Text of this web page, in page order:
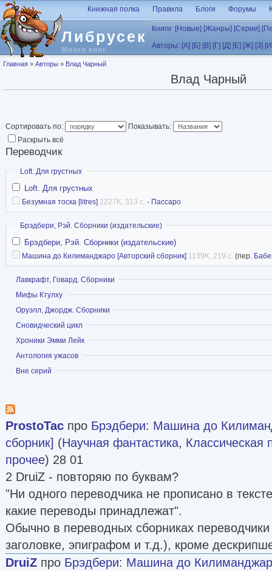
Перейти к основному содержанию
Либрусек
Много книг
Книжная полка Правила Блоги Форумы
Книги: [Новые] [Жанры] [Серии]
Авторы: [А] [Б] [В] [Г] [Д] [Е] [Ж] [З]
Вы здесь
Главная » Авторы » Влад Чарный
Влад Чарный
Сортировать по:
Показывать:
Раскрыть всё
Переводчик
Скрыть
Loft. Для грустных
Loft. Для грустных
Безумная тоска [litres] 2227K, 313 с. - Пассаро
Скрыть
Брэдбери, Рэй. Сборники (издательские)
Брэдбери, Рэй. Сборники (издательские)
Машина до Килиманджаро [Авторский сборник] 1139K, 219 с. (пер.
Показать
Лавкрафт, Говард. Сборники
Показать
Мифы Ктулху
Показать
Оруэлл, Джордж. Сборники
Показать
Сновидческий цикл
Показать
Хроники Эмми Лейк
Показать
Антология ужасов
Показать
Вне серий
ProstoTac про Брэдбери: Машина до
сборник] (Научная фантастика, Классическая
прочее) 28 01
2 DruiZ - повторяю по буквам?
"Ни одного переводчика не прописано в
какие переводы принадлежат".
Обычно в переводных сборниках переводчики
заголовке, эпиграфом и т.д.), кроме
DruiZ про Брэдбери: Машина до